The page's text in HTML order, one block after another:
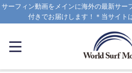
サーフィン動画をメインに海外の最新サー
付きでお届けします！＊当サイト